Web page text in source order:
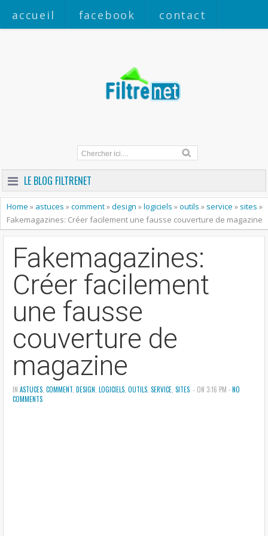
accueil facebook contact
LE BLOG FILTRENET
Home » astuces »comment»design »logiciels »outils » service » sites »
Fakemagazines: Créer facilement une fausse couverture de magazine
Fakemagazines:
Créer facilement
une fausse
couverture de
magazine
IN ASTUCES COMMENT DESIGN LOGICIELS OUTILS SERVICE SITES - ON 3:16 PM -NO
COMMENTS